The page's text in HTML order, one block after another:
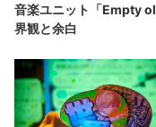
音楽ユニット「Empty
界観と余白